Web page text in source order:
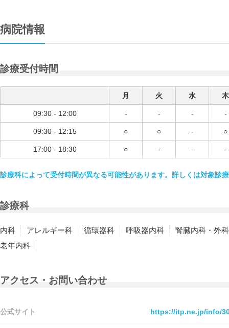
病院情報
診療受付時間
月 火 水 木
09:30 - 12:00 - - - -
09:30 - 12:15 ○ ○ - ○
17:00 - 18:30 ○ - - -
診療科によって受付時間が異なる可能性があります。詳しくは対象診
診療科
内科 アレルギー科 循環器科 呼吸器内科
腎臓内科・外科
老年内科
アクセス・お問い合わせ
公式サイト https://itp.ne.jp/info/